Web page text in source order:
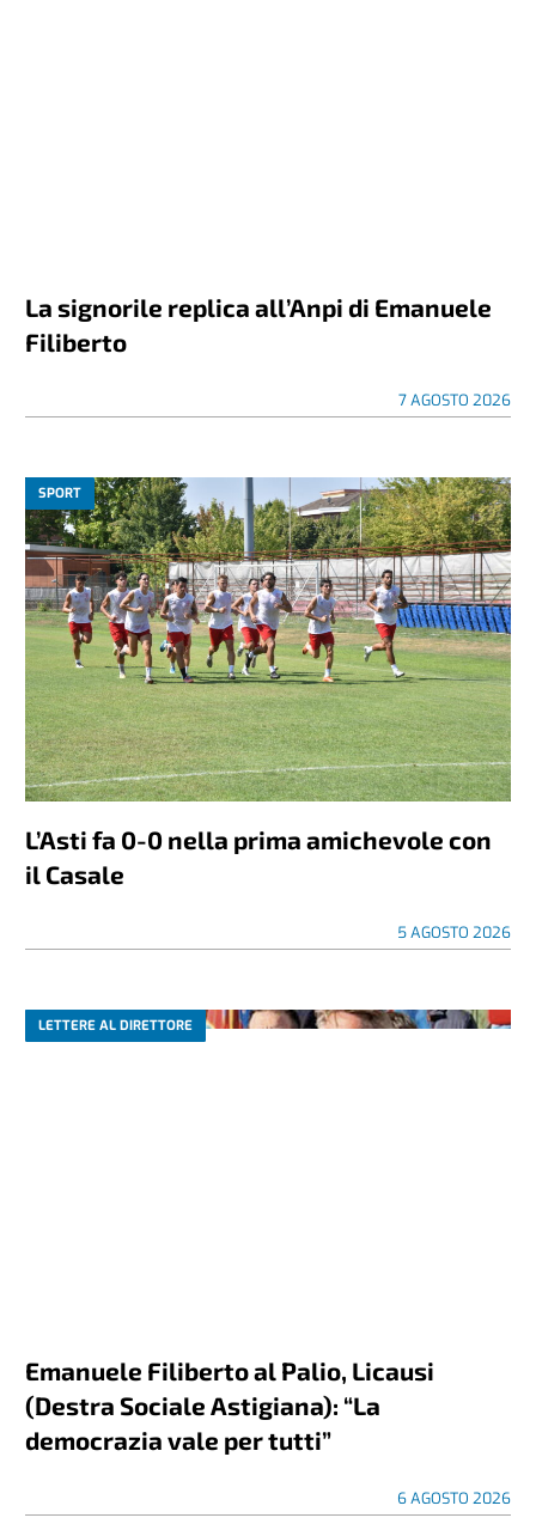
La signorile replica all’Anpi di Emanuele
Filiberto
7 AGOSTO 2026
SPORT
L’Asti fa 0-0 nella prima amichevole con
il Casale
5 AGOSTO 2026
LETTERE AL DIRETTORE
Emanuele Filiberto al Palio, Licausi
(Destra Sociale Astigiana): “La
democrazia vale per tutti”
6 AGOSTO 2026